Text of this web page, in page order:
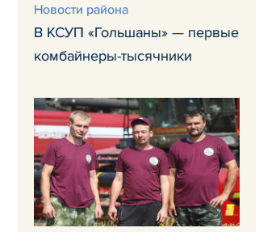
Новости района
В КСУП «Гольшаны» — первые
комбайнеры-тысячники